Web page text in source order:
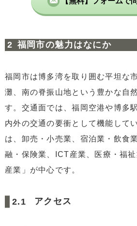
福岡市の魅力はなにか
福岡市は博多湾を取り囲む平坦な
灘、南の脊振山地という豊かな自
す。交通面では、福岡空港や博多
内外の交通の要衝として機能して
は、卸売・小売業、宿泊業・飲食
融・保険業、ICT産業、医療・福
産業」が中心です。
アクセス